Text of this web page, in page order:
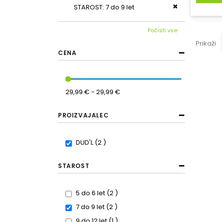
Prikaži
STAROST 7 do 9 let Odstrani ta
Počisti vse
CENA
29,99 € - 29,99 €
PROIZVAJALEC
DUD'L 2 items
STAROST
5 do 6 let 2 items
7 do 9 let 2 items
item